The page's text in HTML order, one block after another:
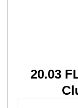
20.03